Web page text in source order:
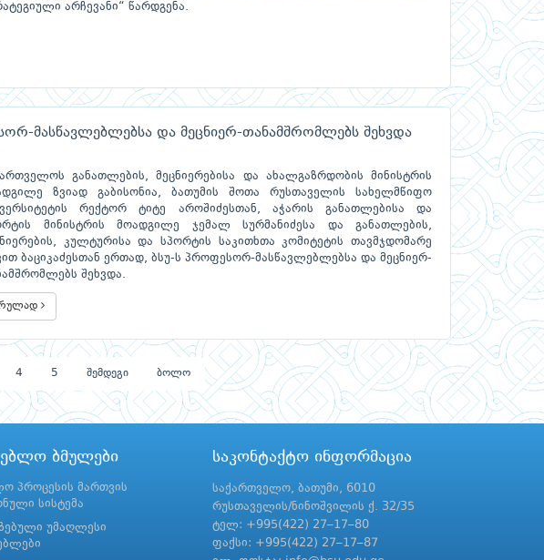
არჩევანი“ წარდგენა.
მასწავლებლებსა და მეცნიერ-თანამშრომლებს შეხვდა
განათლების, მეცნიერებისა და ახალგაზრდობის მინისტრის
ზვიად გაბისონია, ბათუმის შოთა რუსთაველის სახელმწიფო
რექტორ ტიტე აროშიძესთან, აჭარის განათლებისა და
მინისტრის მოადგილე ჯემალ სურმანიძესა და განათლების,
კულტურისა და სპორტის საკითხთა კომიტეტის თავმჯდომარე
ბაციკაძესთან ერთად, ბსუ-ს პროფესორ-მასწავლებლებსა და მეცნიერ-
შეხვდა.
4 5 შემდეგი ბოლო
ბმულები
პროცესის მართვის
სისტემა
უმაღლესი
საკონტაქტო ინფორმაცია
საქართველო, ბათუმი, 6010
რუსთაველის/ნინოშვილის ქ. 32/35
ტელ: +995(422) 27–17–80
ფაქსი: +995(422) 27–17–87